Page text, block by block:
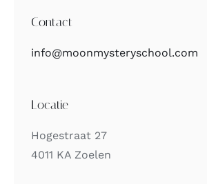
Contact
info@moonmysteryschool.com
Locatie
Hogestraat 27
4011 KA Zoelen